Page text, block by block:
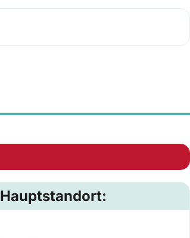
Hauptstandort: